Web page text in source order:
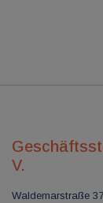
V.
Waldemarstraße